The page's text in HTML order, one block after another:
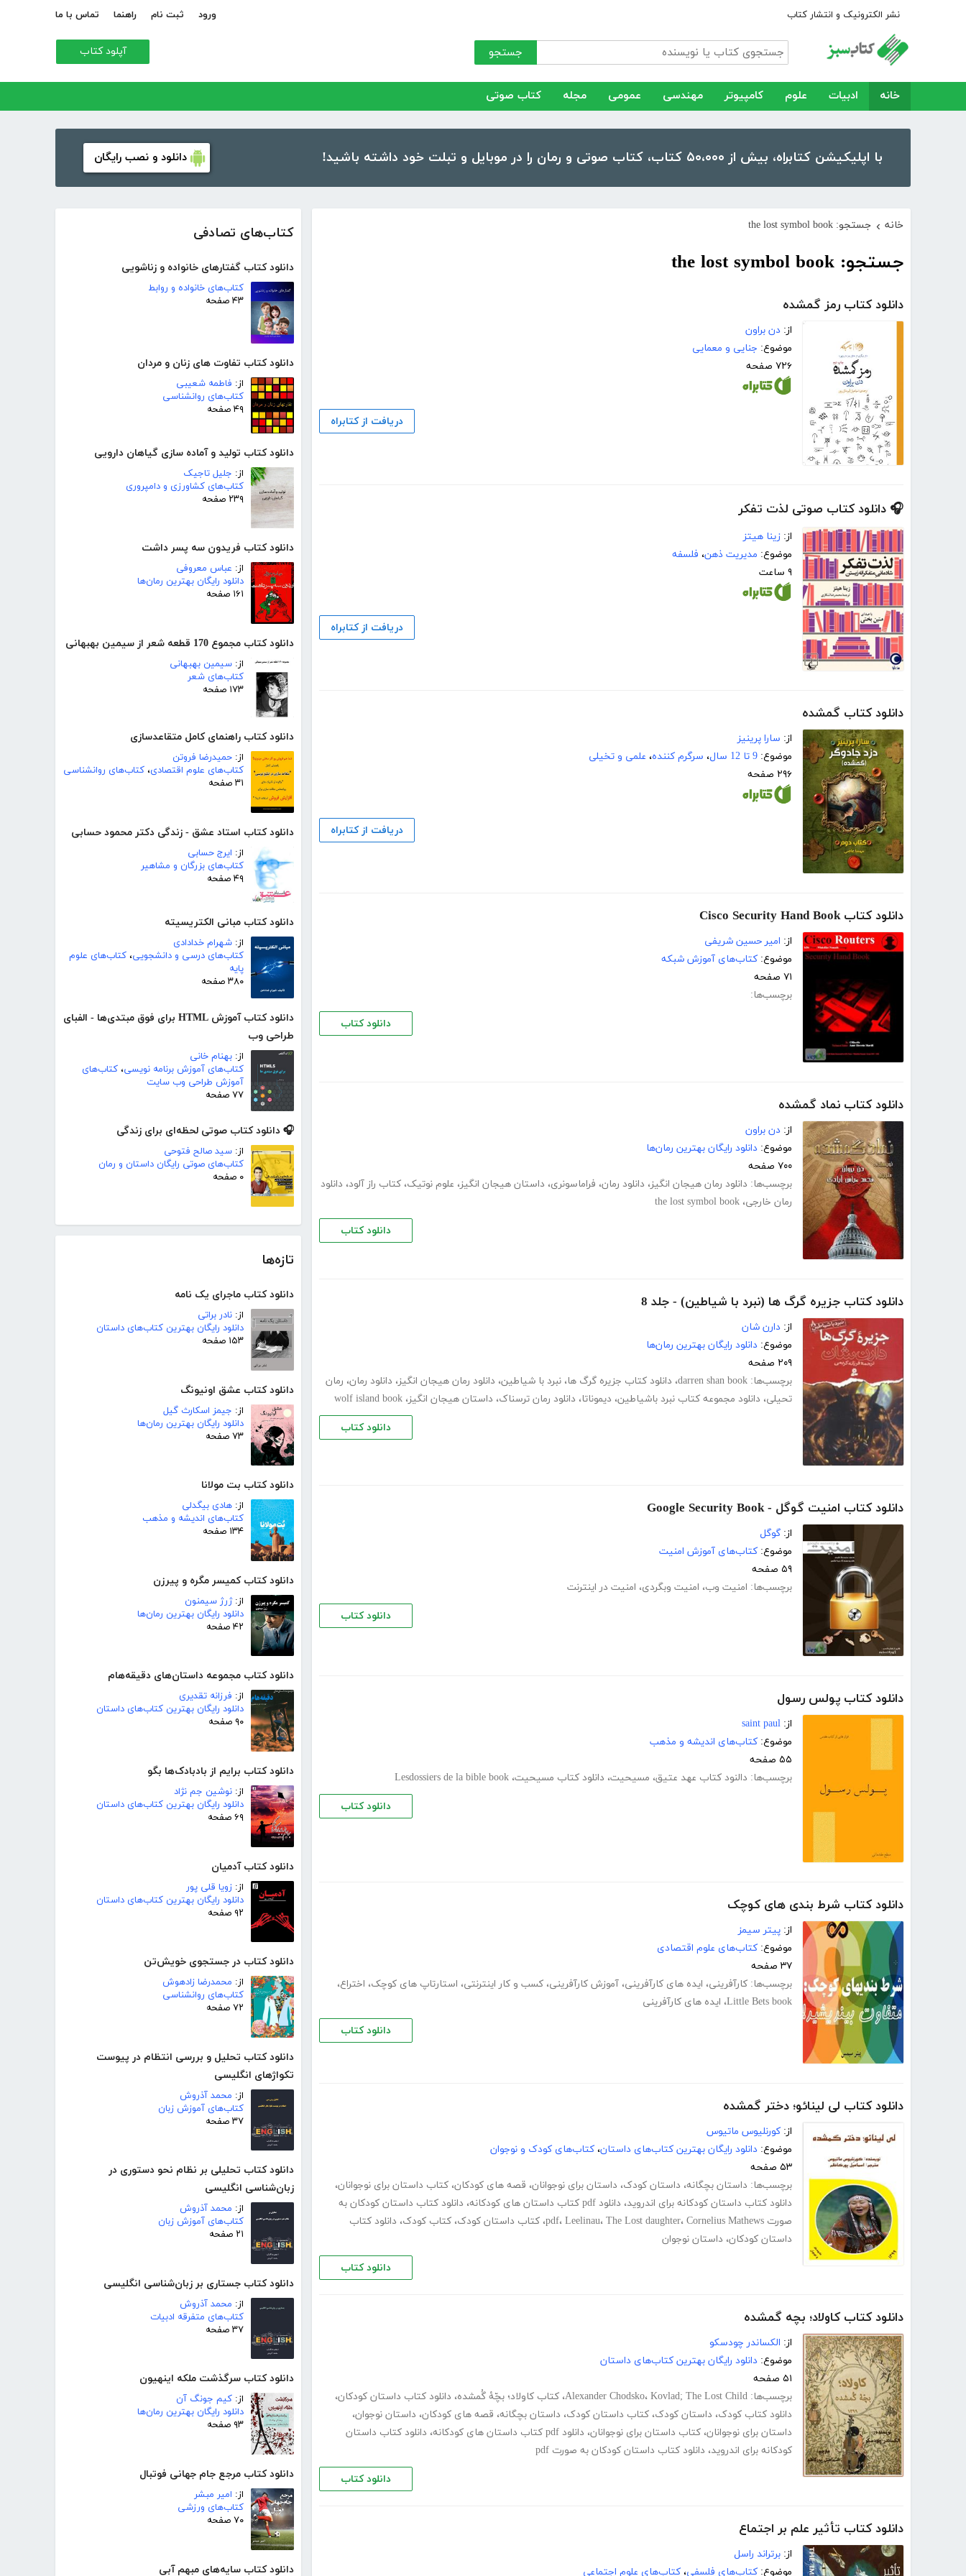
نشر الکترونیک و انتشار کتاب ورود ثبت نام راهنما تماس با ما
جستجو آپلود کتاب
خانه ادبیات علوم کامپیوتر مهندسی عمومی مجله کتاب صوتی
با اپلیکیشن کتابراه، بیش از ۵۰،۰۰۰ کتاب، کتاب صوتی و رمان را در موبایل و تبلت خود داشته باشید! دانلود و نصب رایگان
کتاب‌های تصادفی
دانلود کتاب گفتارهای خانواده و زناشویی
کتاب‌های خانواده و روابط
۴۳ صفحه
دانلود کتاب تفاوت های زنان و مردان
از: فاطمه شعیبی
کتاب‌های روانشناسی
۴۹ صفحه
دانلود کتاب تولید و آماده سازی گیاهان دارویی
از: جلیل تاجیک
کتاب‌های کشاورزی و دامپروری
۲۳۹ صفحه
دانلود کتاب فریدون سه پسر داشت
از: عباس معروفی
دانلود رایگان بهترین رمان‌ها
۱۶۱ صفحه
دانلود کتاب مجموع 170 قطعه شعر از سیمین بهبهانی
از: سیمین بهبهانی
کتاب‌های شعر
۱۷۳ صفحه
دانلود کتاب راهنمای کامل متقاعدسازی
از: حمیدرضا فروتن
کتاب‌های علوم اقتصادی، کتاب‌های روانشناسی
۳۱ صفحه
دانلود کتاب استاد عشق - زندگی دکتر محمود حسابی
از: ایرج حسابی
کتاب‌های بزرگان و مشاهیر
۴۹ صفحه
دانلود کتاب مبانی الکتریسیته
از: شهرام خدادادی
کتاب‌های درسی و دانشجویی، کتاب‌های علوم
پایه
۳۸۰ صفحه
دانلود کتاب آموزش HTML برای فوق مبتدی‌ها - الفبای
طراحی وب
از: بهنام خانی
کتاب‌های آموزش برنامه نویسی، کتاب‌های
آموزش طراحی وب سایت
۷۷ صفحه
🎧 دانلود کتاب صوتی لحظه‌ای برای زندگی
از: سید صالح فتوحی
کتاب‌های صوتی رایگان داستان و رمان
۰ صفحه
تازه‌ها
دانلود کتاب ماجرای یک نامه
از: نادر براتی
دانلود رایگان بهترین کتاب‌های داستان
۱۵۳ صفحه
دانلود کتاب عشق اونیونگ
از: جیمز اسکارث گیل
دانلود رایگان بهترین رمان‌ها
۷۳ صفحه
دانلود کتاب بت مولانا
از: هادی بیگدلی
کتاب‌های اندیشه و مذهب
۱۳۴ صفحه
دانلود کتاب کمیسر مگره و پیرزن
از:ژرژ سیمنون
دانلود رایگان بهترین رمان‌ها
۴۲ صفحه
دانلود کتاب مجموعه داستان‌های دقیقه‌هام
از: فرزانه تقدیری
دانلود رایگان بهترین کتاب‌های داستان
۹۰ صفحه
دانلود کتاب برایم از بادبادک‌ها بگو
از: نوشین جم نژاد
دانلود رایگان بهترین کتاب‌های داستان
۶۹ صفحه
دانلود کتاب آدمیان
از: زویا قلی پور
دانلود رایگان بهترین کتاب‌های داستان
۹۲ صفحه
دانلود کتاب در جستجوی خویش‌تن
از: محمدرضا زادهوش
کتاب‌های روانشناسی
۷۲ صفحه
دانلود کتاب تحلیل و بررسی انتظام در پیوست
تکواژهای انگلیسی
از: محمد آذروش
کتاب‌های آموزش زبان
۳۷ صفحه
دانلود کتاب تحلیلی بر نظام نحو دستوری در
زبان‌شناسی انگلیسی
از: محمد آذروش
کتاب‌های آموزش زبان
۲۱ صفحه
دانلود کتاب جستاری بر زبان‌شناسی انگلیسی
از: محمد آذروش
کتاب‌های متفرقه ادبیات
۳۷ صفحه
دانلود کتاب سرگذشت ملکه اینهیون
از: کیم جونگ آن
دانلود رایگان بهترین رمان‌ها
۹۳ صفحه
دانلود کتاب مرجع جام جهانی فوتبال
از: امیر مبشر
کتاب‌های ورزشی
۷۰ صفحه
دانلود کتاب سایه‌های مبهم آبی
خانه › جستجو: the lost symbol book
جستجو: the lost symbol book
دانلود کتاب رمز گمشده
از: دن براون
موضوع: جنایی و معمایی
۷۲۶ صفحه
دریافت از کتابراه
🎧 دانلود کتاب صوتی لذت تفکر
از: زینا هیتز
موضوع: مدیریت ذهن، فلسفه
۹ ساعت
دریافت از کتابراه
دانلود کتاب گمشده
از: سارا پرینیز
موضوع: 9 تا 12 سال ، سرگرم کننده، علمی و تخیلی
۲۹۶ صفحه
دریافت از کتابراه
دانلود کتاب Cisco Security Hand Book
از: امیر حسین شریفی
موضوع: کتاب‌های آموزش شبکه
۷۱ صفحه
برچسب‌ها:
دانلود کتاب
دانلود کتاب نماد گمشده
از: دن براون
موضوع: دانلود رایگان بهترین رمان‌ها
۷۰۰ صفحه
برچسب‌ها: دانلود رمان هیجان انگیز، دانلود رمان، فراماسونری، داستان هیجان انگیز، علوم نوتیک، کتاب راز آلود، دانلود
رمان خارجی، the lost symbol book
دانلود کتاب
دانلود کتاب جزیره گرگ ها (نبرد با شیاطین) - جلد 8
از: دارن شان
موضوع: دانلود رایگان بهترین رمان‌ها
۲۰۹ صفحه
برچسب‌ها: darren shan book، دانلود کتاب جزیره گرگ ها، نبرد با شیاطین، دانلود رمان هیجان انگیز، دانلود رمان، رمان
تحیلی، دانلود مجموعه کتاب نبرد باشیاطین، دیموناتا، دانلود رمان ترسناک، داستان هیجان انگیز، wolf island book
دانلود کتاب
دانلود کتاب امنیت گوگل - Google Security Book
از: گوگل
موضوع: کتاب‌های آموزش امنیت
۵۹ صفحه
برچسب‌ها: امنیت وب، امنیت وبگردی، امنیت در اینترنت
دانلود کتاب
دانلود کتاب پولس رسول
از: saint paul
موضوع: کتاب‌های اندیشه و مذهب
۵۵ صفحه
برچسب‌ها: دالنود کتاب عهد عتیق، مسیحیت، دانلود کتاب مسیحیت، Lesdossiers de la bible book
دانلود کتاب
دانلود کتاب شرط بندی های کوچک
از: پیتر سیمز
موضوع: کتاب‌های علوم اقتصادی
۳۷ صفحه
برچسب‌ها: کارآفرینی، ایده های کارآفرینی، آموزش کارآفرینی، کسب و کار اینترنتی، استارتاپ های کوچک، اختراع،
Little Bets book، ایده های کارآفرینی
دانلود کتاب
دانلود کتاب لی لینائو؛ دختر گمشده
از: کورنلیوس ماتیوس
موضوع: دانلود رایگان بهترین کتاب‌های داستان، کتاب‌های کودک و نوجوان
۵۳ صفحه
برچسب‌ها: داستان بچگانه، داستان کودک، داستان برای نوجوانان، قصه های کودکان، کتاب داستان برای نوجوانان،
دانلود کتاب داستان کودکانه برای اندروید، دانلود pdf کتاب داستان های کودکانه ، دانلود کتاب داستان کودکان به
صورت pdf
، Leelinau، The Lost daughter، Cornelius Mathews ، کتاب داستان کودک، کتاب کودک، دانلود کتاب
داستان کودکان، داستان نوجوان
دانلود کتاب
دانلود کتاب کاولاد؛ بچه گمشده
از: الکساندر چودسکو
موضوع: دانلود رایگان بهترین کتاب‌های داستان
۵۱ صفحه
برچسب‌ها:
Alexander Chodsko، Kovlad; The Lost Child ، کتاب کاولاد؛ بچّۀ گُمشده، دانلود کتاب داستان کودکان،
دانلود کتاب کودک، داستان کودک، کتاب داستان کودک، داستان بچگانه، قصه های کودکان، داستان نوجوان،
داستان برای نوجوانان، کتاب داستان برای نوجوانان، دانلود pdf کتاب داستان های کودکانه ، دانلود کتاب داستان
کودکانه برای اندروید، دانلود کتاب داستان کودکان به صورت pdf
دانلود کتاب
دانلود کتاب تأثیر علم بر اجتماع
از: برتراند راسل
موضوع: کتاب‌های فلسفی، کتاب‌های علوم اجتماعی